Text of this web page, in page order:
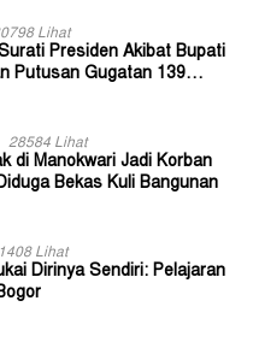
Lihat
Presiden Akibat Bupati
Putusan Gugatan 139
28584 Lihat
di Manokwari Jadi Korban
Bekas Kuli Bangunan
Lihat
Dirinya Sendiri: Pelajaran